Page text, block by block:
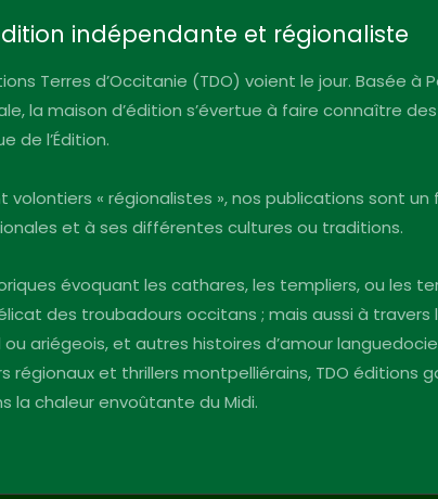
indépendante et régionaliste
Terres d’Occitanie (TDO) voient le jour. Basée à
la maison d’édition s’évertue à faire connaître
de l’Édition.
volontiers « régionalistes », nos publications sont
et à ses différentes cultures ou traditions.
évoquant les cathares, les templiers, ou les
des troubadours occitans ; mais aussi à
ariégeois, et autres histoires d’amour
régionaux et thrillers montpelliérains, TDO éditions
la chaleur envoûtante du Midi.